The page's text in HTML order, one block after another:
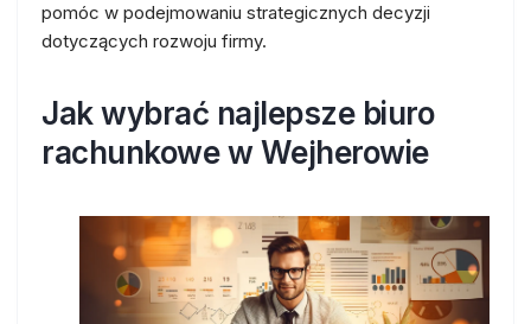
pomóc w podejmowaniu strategicznych decyzji
dotyczących rozwoju firmy.
Jak wybrać najlepsze biuro
rachunkowe w Wejherowie